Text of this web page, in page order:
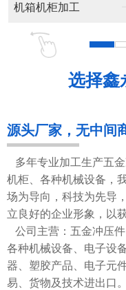
机箱机柜加工
选择鑫
源头厂家，无中间
多年专业加工生产五
机柜、各种机械设备，
场为导向，科技为先导
立良好的企业形象，以
公司主营：五金冲压件
各种机械设备、电子设
器、塑胶产品、电子元
易、货物及技术进出口。